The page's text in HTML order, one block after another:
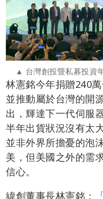
台灣創投暨私募投資
林憲銘今年捐贈240
並推動屬於台灣的開
出，輝達下一代伺服
半年出貨狀況沒有太
並非外界所擔憂的泡
美，但美國之外的需
信心。
緯創董事長林憲銘：